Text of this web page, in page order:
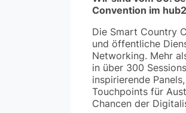
Convention im
Die Smart Country
und öffentliche
Networking. Mehr
in über 300
inspirierende
Touchpoints für
Chancen der